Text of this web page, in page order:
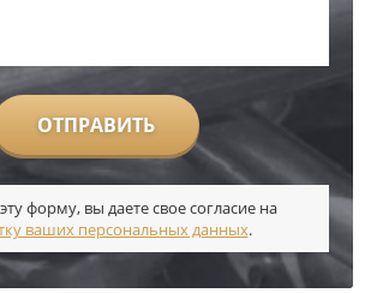
ОТПРАВИТЬ
форму, вы даете свое согласие на
ваших персональных данных.